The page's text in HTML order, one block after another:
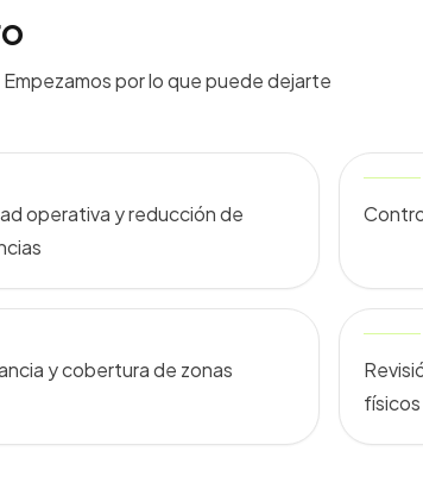
por lo que puede dejarte
operativa y reducción de
y cobertura de zonas
físicos